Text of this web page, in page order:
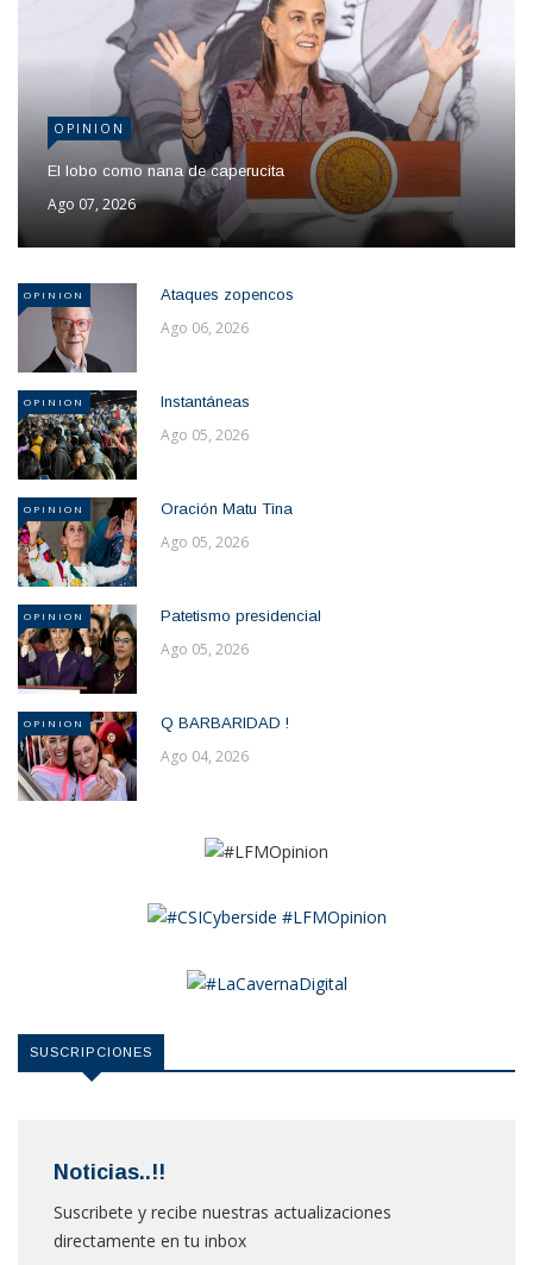
OPINION
El lobo como nana de caperucita
Ago 07, 2026
OPINION Ataques zopencos
Ago 06, 2026
OPINION Instantáneas
Ago 05, 2026
OPINION Oración Matu Tina
Ago 05, 2026
OPINION Patetismo presidencial
Ago 05, 2026
OPINION Q BARBARIDAD !
Ago 04, 2026
SUSCRIPCIONES
Noticias..!!
Suscribete y recibe nuestras actualizaciones
directamente en tu inbox